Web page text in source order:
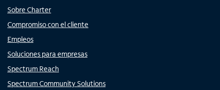
Sobre Charter
Compromiso con el cliente
Empleos
Soluciones para empresas
Spectrum Reach
Spectrum Community Solutions